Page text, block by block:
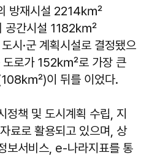
의 방재시설 2214㎢
공간시설 1182㎢
시·군 계획시설로 결정됐으
도로가 152㎢로 가장 큰
㎢)이 뒤를 이었다.
정책 및 도시계획 수립, 지
료로 활용되고 있으며, 상
보서비스, e-나라지표를 통